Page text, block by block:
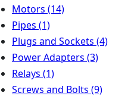
Motors (14)
Pipes (1)
Plugs and Sockets (4)
Power Adapters (3)
Relays (1)
Screws and Bolts (9)